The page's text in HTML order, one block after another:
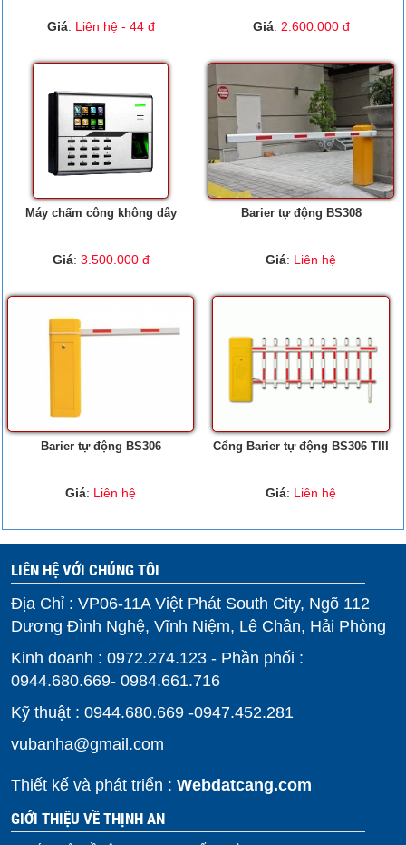
Giá: Liên hệ - 44 đ Giá: 2.600.000 đ
Máy chấm công không dây
Giá: 3.500.000 đ
Barier tự động BS308
Giá: Liên hệ
Barier tự động BS306
Giá: Liên hệ
Cổng Barier tự động BS306 TIII
Giá: Liên hệ
LIÊN HỆ VỚI CHÚNG TÔI
Địa Chỉ : VP06-11A Việt Phát South City, Ngõ 112
Dương Đình Nghệ, Vĩnh Niệm, Lê Chân, Hải Phòng
Kinh doanh : 0972.274.123 - Phần phối :
0944.680.669- 0984.661.716
Kỹ thuật : 0944.680.669 -0947.452.281
vubanha@gmail.com
Thiết kế và phát triển : Webdatcang.com
GIỚI THIỆU VỀ THỊNH AN